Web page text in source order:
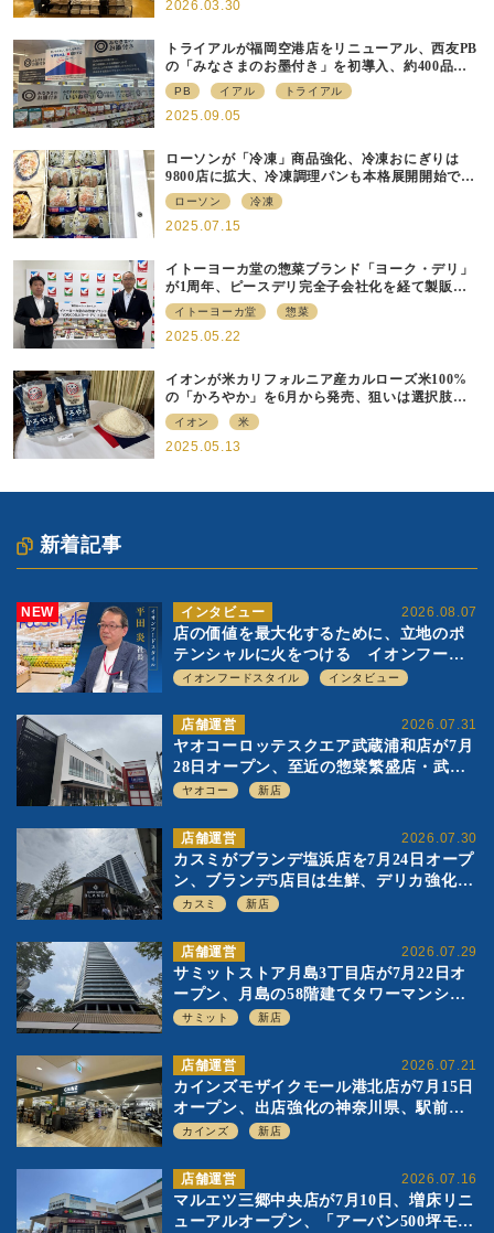
新着記事
NEW 2026.08.07
インタビュー
店の価値を最大化するために、立地のポ
テンシャルに火をつける イオンフード
スタイル 平田 炎社長
イオンフードスタイル インタビュー
2026.07.31
店舗運営
ヤオコーロッテスクエア武蔵浦和店が7月
28日オープン、至近の惣菜繁盛店・武蔵
浦和店とは生鮮強化、ですみ分け
ヤオコー 新店
2026.07.30
店舗運営
カスミがブランデ塩浜店を7月24日オープ
ン、ブランデ5店目は生鮮、デリカ強化の
一方で通常店の要素も取り入れ
カスミ 新店
2026.07.29
店舗運営
サミットストア月島3丁目店が7月22日オ
ープン、月島の58階建てタワーマンショ
ン1階に生鮮強化の小商圏型店を出店
サミット 新店
2026.07.21
店舗運営
カインズモザイクモール港北店が7月15日
オープン、出店強化の神奈川県、駅前
SC2階の都市型小型店
カインズ 新店
2026.07.16
店舗運営
マルエツ三郷中央店が7月10日、増床リニ
ューアルオープン、「アーバン500坪モデ
2026.03.30
トライアルが福岡空港店をリニューアル、⻄友PB
の「みなさまのお墨付き」を初導⼊、約400品⽬
を販売
PB イアル トライアル
2025.09.05
ローソンが「冷凍」商品強化、冷凍おにぎりは
9800店に拡大、冷凍調理パンも本格展開開始で約
700店での展開へ
ローソン 冷凍
2025.07.15
イトーヨーカ堂の惣菜ブランド「ヨーク・デリ」
が1周年、ピースデリ完全子会社化を経て製販連
携強化の現在地
イトーヨーカ堂 惣菜
2025.05.22
イオンが米カリフォルニア産カルローズ米100%
の「かろやか」を6月から発売、狙いは選択肢の
提供
イオン 米
2025.05.13